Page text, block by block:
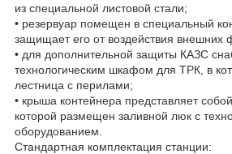
из специальной листовой стали;
• резервуар помещен в специальный
защищает его от воздействия внешних
• для дополнительной защиты КАЗС
технологическим шкафом для ТРК, в
лестница с перилами;
• крыша контейнера представляет
которой размещен заливной люк с
оборудованием.
Стандартная комплектация станции: